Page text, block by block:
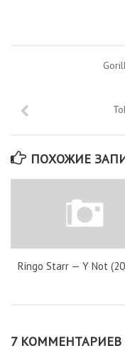
ПОХОЖИЕ
Ringo Starr — Y Not
7 КОММЕНТАРИЕВ